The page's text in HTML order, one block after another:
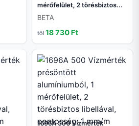
mérőfelület, 2 törésbiztos...
BETA
től 18 730 Ft
1696A 500 Vízmérték